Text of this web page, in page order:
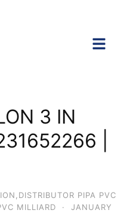
3 IN
|
PIPA PVC
MILLIARD
·
JANUARY